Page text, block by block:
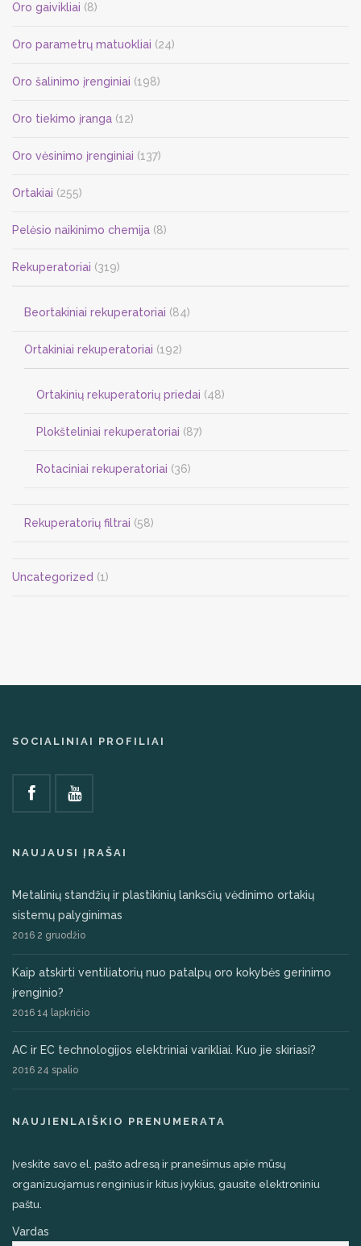
Oro gaivikliai (8)
Oro parametrų matuokliai (24)
Oro šalinimo įrenginiai (198)
Oro tiekimo įranga (12)
Oro vėsinimo įrenginiai (137)
Ortakiai (255)
Pelėsio naikinimo chemija (8)
Rekuperatoriai (319)
Beortakiniai rekuperatoriai (84)
Ortakiniai rekuperatoriai (192)
Ortakinių rekuperatorių priedai (48)
Plokšteliniai rekuperatoriai (87)
Rotaciniai rekuperatoriai (36)
Rekuperatorių filtrai (58)
Uncategorized (1)
SOCIALINIAI PROFILIAI
NAUJAUSI ĮRAŠAI
Metalinių standžių ir plastikinių lanksčių vėdinimo ortakių
sistemų palyginimas
2016 2 gruodžio
Kaip atskirti ventiliatorių nuo patalpų oro kokybės gerinimo
įrenginio?
2016 14 lapkričio
AC ir EC technologijos elektriniai varikliai. Kuo jie skiriasi?
2016 24 spalio
NAUJIENLAIŠKIO PRENUMERATA
Įveskite savo el. pašto adresą ir pranešimus apie mūsų
organizuojamus renginius ir kitus įvykius, gausite elektroniniu
paštu.
Vardas